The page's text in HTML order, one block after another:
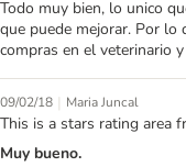
Todo muy bien, lo unico
que puede mejorar. Por lo
compras en el veterinario
09/02/18 | Maria Juncal
This is a stars rating area
Muy bueno.